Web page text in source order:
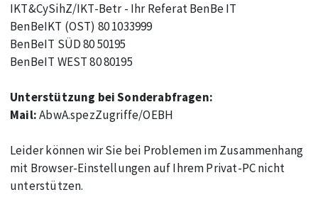
IKT&CySihZ/IKT-Betr - Ihr Referat BenBe IT
BenBeIKT (OST) 80 1033999
BenBeIT SÜD 80 50195
BenBeIT WEST 80 80195
Unterstützung bei Sonderabfragen:
Mail:AbwA.spezZugriffe/OEBH
Leider können wir Sie bei Problemen im Zusammenhang
mit Browser-Einstellungen auf Ihrem Privat-PC nicht
unterstützen.